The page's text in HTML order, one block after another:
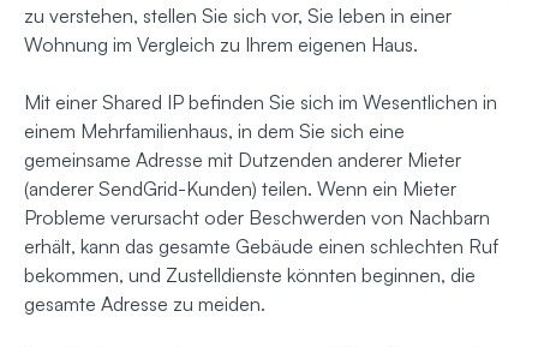
zu verstehen, stellen Sie sich vor, Sie leben in einer
Wohnung im Vergleich zu Ihrem eigenen Haus.
Mit einer Shared IP befinden Sie sich im Wesentlichen in
einem Mehrfamilienhaus, in dem Sie sich eine
gemeinsame Adresse mit Dutzenden anderer Mieter
(anderer SendGrid-Kunden) teilen. Wenn ein Mieter
Probleme verursacht oder Beschwerden von Nachbarn
erhält, kann das gesamte Gebäude einen schlechten Ruf
bekommen, und Zustelldienste könnten beginnen, die
gesamte Adresse zu meiden.